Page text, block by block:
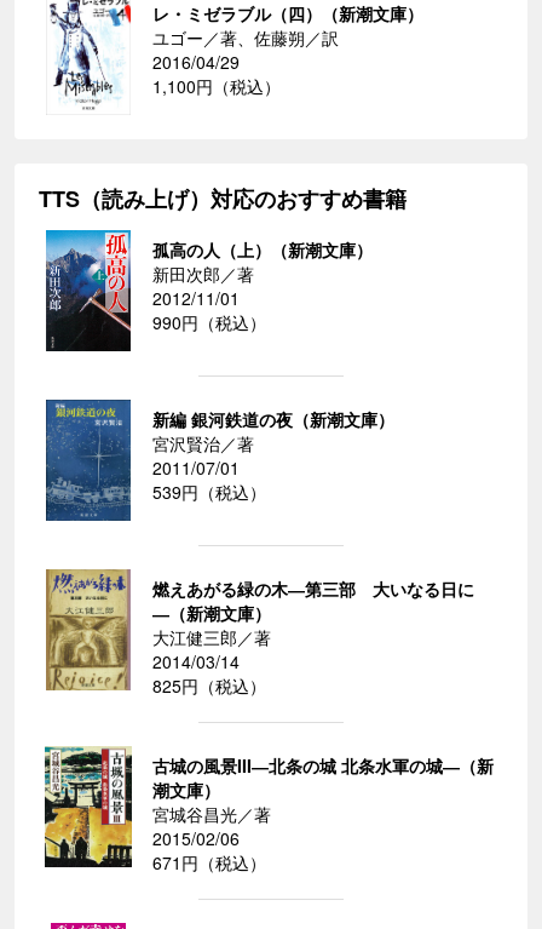
レ・ミゼラブル（四）（新潮文庫）
ユゴー／著、佐藤朔／訳
2016/04/29
1,100円（税込）
TTS（読み上げ）対応のおすすめ書籍
孤高の人（上）（新潮文庫）
新田次郎／著
2012/11/01
990円（税込）
新編 銀河鉄道の夜（新潮文庫）
宮沢賢治／著
2011/07/01
539円（税込）
燃えあがる緑の木―第三部 大いなる日に
―（新潮文庫）
大江健三郎／著
2014/03/14
825円（税込）
古城の風景III―北条の城 北条水軍の城―（新
潮文庫）
宮城谷昌光／著
2015/02/06
671円（税込）